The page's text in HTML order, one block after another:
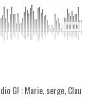
00:06
G! : Marie, serge,